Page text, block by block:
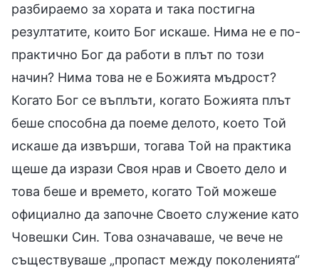
разбираемо за хората и така постигна
резултатите, които Бог искаше. Нима не е по-
практично Бог да работи в плът по този
начин? Нима това не е Божията мъдрост?
Когато Бог се въплъти, когато Божията плът
беше способна да поеме делото, което Той
искаше да извърши, тогава Той на практика
щеше да изрази Своя нрав и Своето дело и
това беше и времето, когато Той можеше
официално да започне Своето служение като
Човешки Син. Това означаваше, че вече не
съществуваше „пропаст между поколенията“